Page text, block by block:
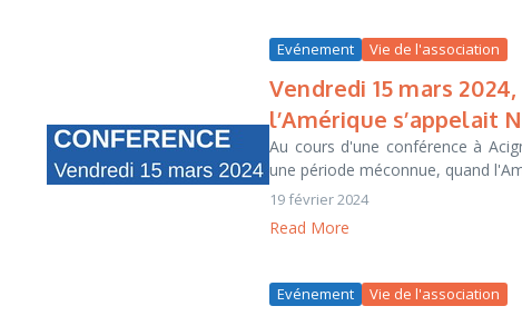
Evénement Vie de l'association
Vendredi 15 mars
l’Amérique s’appelait
Au cours d'une conférence à
une période méconnue, quand
19 février 2024
Read More
Evénement Vie de l'association